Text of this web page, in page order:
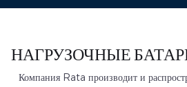
НАГРУЗОЧНЫЕ
Компания Rata производит и